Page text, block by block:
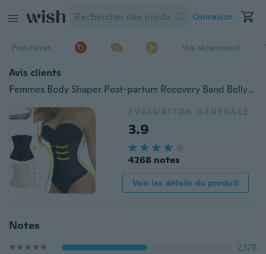
Connexion
Populaires Vus récemment
Avis clients
Femmes Body Shaper Post-partum Recovery Band Belly Slim Wrap Shapewear Underbust Corset Trainer Gym
ÉVALUATION GÉNÉRALE
3.9
4268 notes
Voir les détails du produit
Notes
2,178